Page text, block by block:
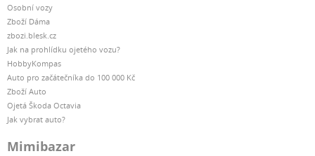
Osobní vozy
Zboží Dáma
zbozi.blesk.cz
Jak na prohlídku ojetého vozu?
HobbyKompas
Auto pro začátečníka do 100 000 Kč
Zboží Auto
Ojetá Škoda Octavia
Jak vybrat auto?
Mimibazar